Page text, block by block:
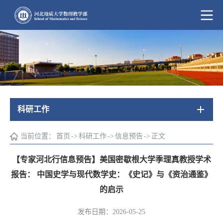
科研工作
当前位置： 首页 -> 科研工作-> 信息预告 -> 正文
【专家河北行信息预告】美国密歇根大学季理真教授学术
报告： 中国史学与现代数学史：《史记》与《资治通鉴》
的启示
发布日期：2026-05-25